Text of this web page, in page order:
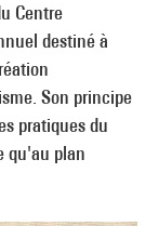
Centre
destiné à
Son principe
pratiques du
qu'au plan